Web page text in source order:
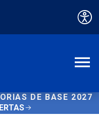
DE BASE 2027